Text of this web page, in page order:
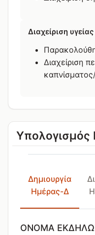
Διαχείριση
Διαχείριση
Υπολογισμός
Δημιουργία
Ημέρας-Δ
ΌΝΟΜΑ